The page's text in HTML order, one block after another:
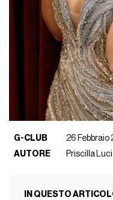
G-CLUB
26 Febbraio
AUTORE
Priscilla
IN QUESTO